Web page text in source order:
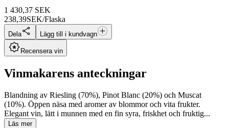
1 430,37 SEK
238,39SEK/Flaska
Dela Lägg till i kundvagn
Recensera vin
Vinmakarens anteckningar
Blandning av Riesling (70%), Pinot Blanc (20%) och Muscat
(10%). Öppen näsa med aromer av blommor och vita frukter.
Elegant vin, lätt i munnen med en fin syra, friskhet och fruktig...
Läs mer